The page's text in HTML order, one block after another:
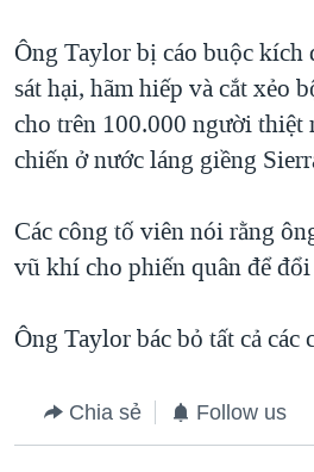
Ông Taylor bị cáo buộc
sát hại, hãm hiếp và cắt xẻo
cho trên 100.000 người thiệt
chiến ở nước láng giềng
Các công tố viên nói rằng
vũ khí cho phiến quân để
Ông Taylor bác bỏ tất cả các
Chia sẻ Follow us